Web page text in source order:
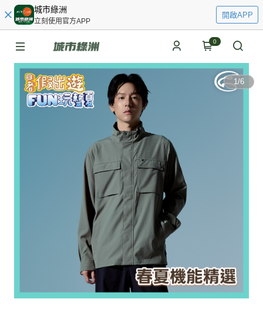
城市綠洲
立刻使用官方APP
開啟APP
0
1/6